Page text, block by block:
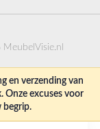
en verzending van
Onze excuses voor
begrip.